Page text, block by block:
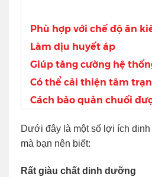
Phù hợp với chế độ ăn
Làm dịu huyết áp
Giúp tăng cường hệ
Có thể cải thiện tâm
Cách bảo quản chuối
Dưới đây là một số lợi ích
mà bạn nên biết:
Rất giàu chất dinh dưỡng